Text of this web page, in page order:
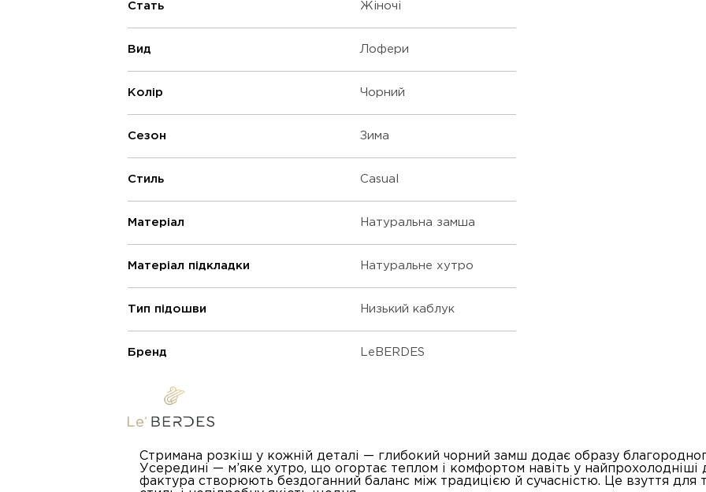
Стать Жіночі
Вид Лофери
Колір Чорний
Сезон Зима
Стиль Casual
Матеріал Натуральна замша
Матеріал підкладки Натуральне хутро
Тип підошви Низький каблук
Бренд LeBERDES
Стримана розкіш у кожній деталі — глибокий чорний замш додає образу
Усередині — м’яке хутро, що огортає теплом і комфортом навіть у найпрохолодніші
фактура створюють бездоганний баланс між традицією й сучасністю. Це взуття для